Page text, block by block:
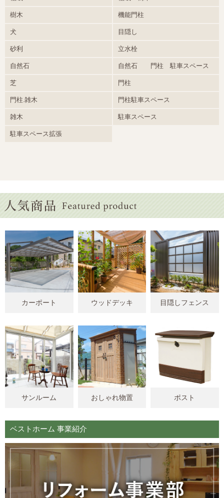
樹木 機能門柱
犬 目隠し
砂利 立水栓
自然石 自然石 門柱 駐車スペース
芝 門柱
門柱.雑木 門柱駐車スペース
雑木 駐車スペース
駐車スペース拡張
カーポート ウッドデッキ 目隠しフェンス
サンルーム おしゃれ物置 ポスト
ベストホーム 事業紹介